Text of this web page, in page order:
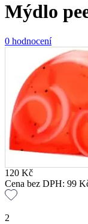
Mýdlo
0 hodnocení
120 Kč
Cena bez DPH: 99
2